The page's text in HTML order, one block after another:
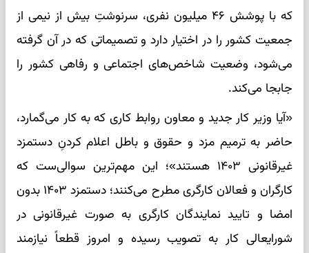
که با پوشش ۴۶ میلیون نفری، سرنوشتِ بیش از نیمی از
جمعیت کشور را در اختیار دارد و تصمیماتی که در آن گرفته
می‌شود، وضعیت شاخص‌های اجتماعی و رفاهی کشور را
جابجا می‌کند.
«آیا وزیر کار جدید و معاون روابط کاری که به کار می‌گمارد،
حاضر به ترمیم مزد و حقوق و باطل اعلام کردنِ دستمزد
غیرقانونی ۱۴۰۳ هستند»؛ این مهم‌ترین سوالی‌ست که
کارگران و فعالان کارگری مطرح می‌کنند؛ دستمزد ۱۴۰۳ بدون
امضا و تایید نمایندگان کارگری به صورت غیرقانونی در
شورایعالی کار به تصویب رسیده و امروز قطعاً نیازمند